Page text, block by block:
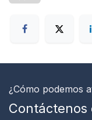
¿Cómo podemos